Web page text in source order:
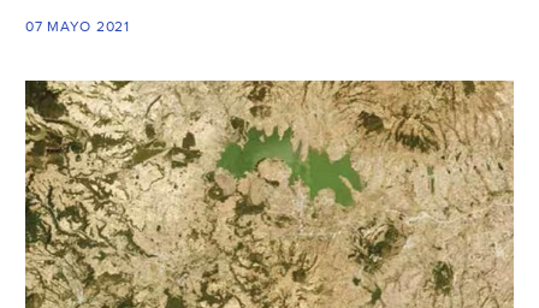
07 MAYO 2021